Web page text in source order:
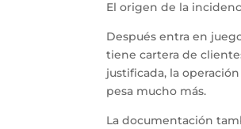
El origen de la
Después entra en
tiene cartera de
justificada, la
pesa mucho más.
La documentación